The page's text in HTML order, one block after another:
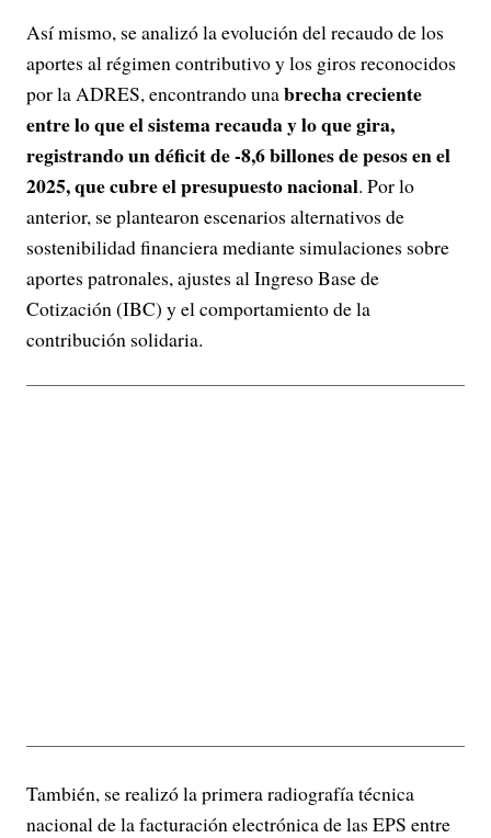
Así mismo, se analizó la evolución del recaudo de los
aportes al régimen contributivo y los giros reconocidos
por la ADRES, encontrando unabrecha creciente
entre lo que el sistema recauda y lo que gira,
registrando un déficit de -8,6 billones de pesos en el
2025, que cubre el presupuesto nacional. Por lo
anterior, se plantearon escenarios alternativos de
sostenibilidad financiera mediante simulaciones sobre
aportes patronales, ajustes al Ingreso Base de
Cotización (IBC) y el comportamiento de la
contribución solidaria.
También, se realizó la primera radiografía técnica
nacional de la facturación electrónica de las EPS entre